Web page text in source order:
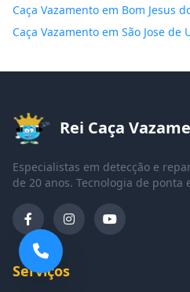
Caça Vazamento em Bom Jesus
Caça Vazamento em São Jose de
Rei Caça
Especialistas em detecção e
de 20 anos. Tecnologia de ponta
Serviços